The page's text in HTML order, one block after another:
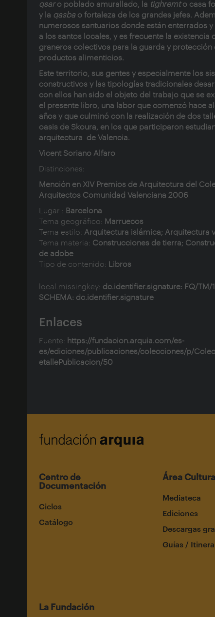
qsaro poblado amurallado, la tighremto casa
y la qasba o fortaleza de los grandes jefes.
numerosos santuarios donde están enterrados y
a los santos locales, y es frecuente la existencia
graneros colectivos para la guarda y protección
productos alimenticios.
Este territorio, sus gentes y especialmente los
constructivos y las tipologías tradicionales
con ellos han sido el objeto del trabajo que se
el presente libro, una labor que comenzó hace
años y que culminó con la realización de dos
oasis de Skoura, en los que participaron
arquitectura de Valencia.
Vicent Soriano Alfaro
Distinciones:
Mención en XIV Premios de Arquitectura del
Arquitectos Comunidad Valenciana 2006
Lugar : Barcelona
Tema geográfico: Marruecos
Tema estilo: Arquitectura islámica; Arquitectura
Tema materia: Construcciones de tierra;
de adobe
Tipo de contenido: Libros
local.missingkey: dc.identifier.signature: FQ/TM/
SCHEMA: dc.identifier.signature
Enlaces
Fuente: https://fundacion.arquia.com/es-
es/ediciones/publicaciones/colecciones/p/
etallePublicacion/50
Centro de
Documentación
Ciclos
Catálogo
Área
Mediateca
Ediciones
Descargas
Guías /
La Fundación